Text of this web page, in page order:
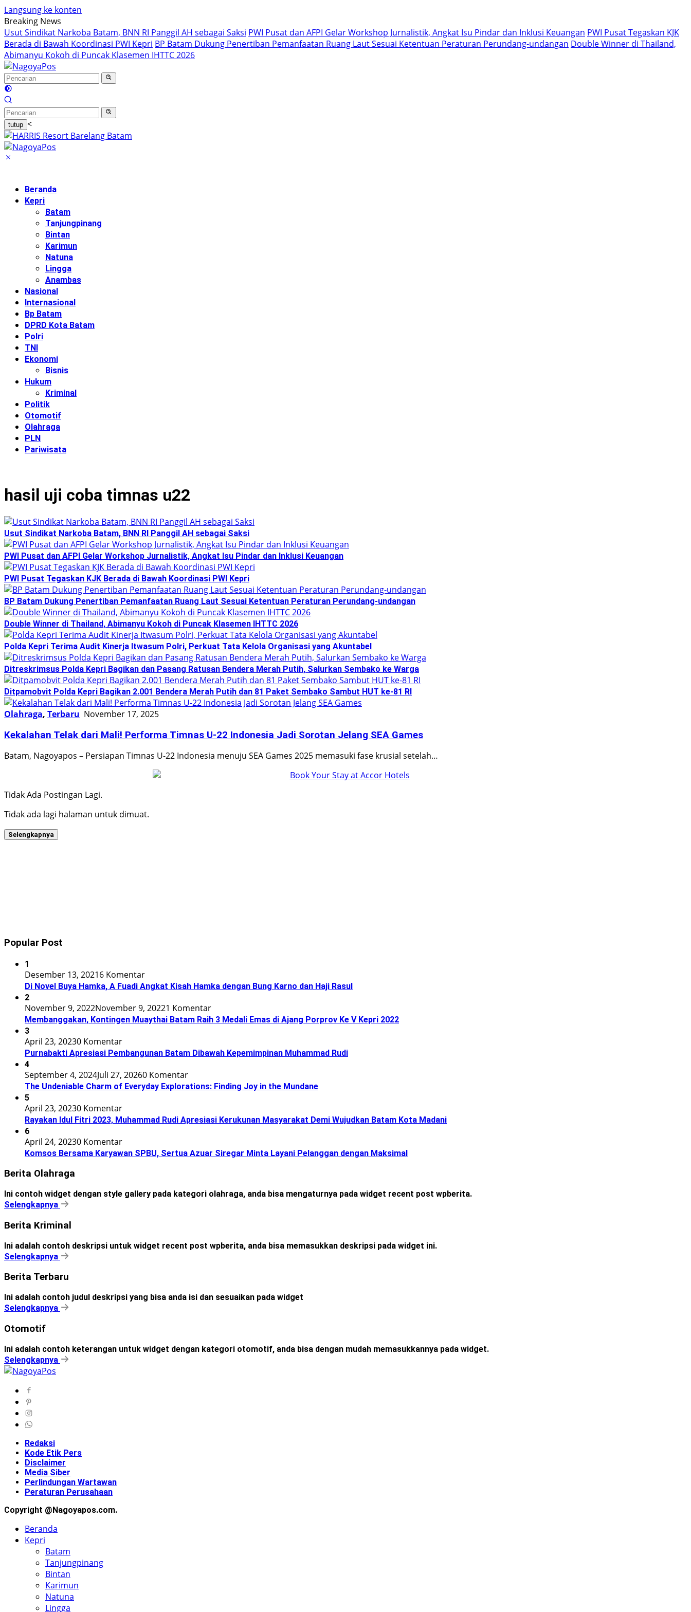
Langsung ke konten
Breaking News
Usut Sindikat Narkoba Batam, BNN RI Panggil AH sebagai Saksi PWI Pusat dan AFPI Gelar Workshop Jurnalistik, Angkat Isu Pindar dan Inklusi Keuangan PWI Pusat Tegaskan KJK
Berada di Bawah Koordinasi PWI Kepri BP Batam Dukung Penertiban Pemanfaatan Ruang Laut Sesuai Ketentuan Peraturan Perundang-undangan Double Winner di Thailand,
Abimanyu Kokoh di Puncak Klasemen IHTTC 2026
tutup <
Beranda
Kepri
Batam
Tanjungpinang
Bintan
Karimun
Natuna
Lingga
Anambas
Nasional
Internasional
Bp Batam
DPRD Kota Batam
Polri
TNI
Ekonomi
Bisnis
Hukum
Kriminal
Politik
Otomotif
Olahraga
PLN
Pariwisata
hasil uji coba timnas u22
Usut Sindikat Narkoba Batam, BNN RI Panggil AH sebagai Saksi
PWI Pusat dan AFPI Gelar Workshop Jurnalistik, Angkat Isu Pindar dan Inklusi Keuangan
PWI Pusat Tegaskan KJK Berada di Bawah Koordinasi PWI Kepri
BP Batam Dukung Penertiban Pemanfaatan Ruang Laut Sesuai Ketentuan Peraturan Perundang-undangan
Double Winner di Thailand, Abimanyu Kokoh di Puncak Klasemen IHTTC 2026
Polda Kepri Terima Audit Kinerja Itwasum Polri, Perkuat Tata Kelola Organisasi yang Akuntabel
Ditreskrimsus Polda Kepri Bagikan dan Pasang Ratusan Bendera Merah Putih, Salurkan Sembako ke Warga
Ditpamobvit Polda Kepri Bagikan 2.001 Bendera Merah Putih dan 81 Paket Sembako Sambut HUT ke-81 RI
Olahraga, Terbaru November 17, 2025
Kekalahan Telak dari Mali! Performa Timnas U-22 Indonesia Jadi Sorotan Jelang SEA Games
Batam, Nagoyapos – Persiapan Timnas U-22 Indonesia menuju SEA Games 2025 memasuki fase krusial setelah…
Tidak Ada Postingan Lagi.
Tidak ada lagi halaman untuk dimuat.
Selengkapnya
Popular Post
1
Desember 13, 20216 Komentar
Di Novel Buya Hamka, A Fuadi Angkat Kisah Hamka dengan Bung Karno dan Haji Rasul
2
November 9, 2022November 9, 20221 Komentar
Membanggakan, Kontingen Muaythai Batam Raih 3 Medali Emas di Ajang Porprov Ke V Kepri 2022
3
April 23, 20230 Komentar
Purnabakti Apresiasi Pembangunan Batam Dibawah Kepemimpinan Muhammad Rudi
4
September 4, 2024Juli 27, 20260 Komentar
The Undeniable Charm of Everyday Explorations: Finding Joy in the Mundane
5
April 23, 20230 Komentar
Rayakan Idul Fitri 2023, Muhammad Rudi Apresiasi Kerukunan Masyarakat Demi Wujudkan Batam Kota Madani
6
April 24, 20230 Komentar
Komsos Bersama Karyawan SPBU, Sertua Azuar Siregar Minta Layani Pelanggan dengan Maksimal
Berita Olahraga
Ini contoh widget dengan style gallery pada kategori olahraga, anda bisa mengaturnya pada widget recent post wpberita.
Selengkapnya
Berita Kriminal
Ini adalah contoh deskripsi untuk widget recent post wpberita, anda bisa memasukkan deskripsi pada widget ini.
Selengkapnya
Berita Terbaru
Ini adalah contoh judul deskripsi yang bisa anda isi dan sesuaikan pada widget
Selengkapnya
Otomotif
Ini adalah contoh keterangan untuk widget dengan kategori otomotif, anda bisa dengan mudah memasukkannya pada widget.
Selengkapnya
Redaksi
Kode Etik Pers
Disclaimer
Media Siber
Perlindungan Wartawan
Peraturan Perusahaan
Copyright @Nagoyapos.com.
Beranda
Kepri
Batam
Tanjungpinang
Bintan
Karimun
Natuna
Lingga